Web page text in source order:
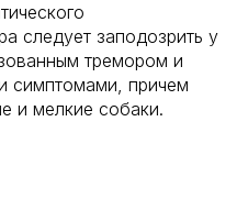
следует заподозрить у
тремором и
симптомами, причем
и мелкие собаки.